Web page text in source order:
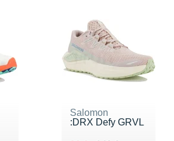
Salomon
:DRX Defy GRVL